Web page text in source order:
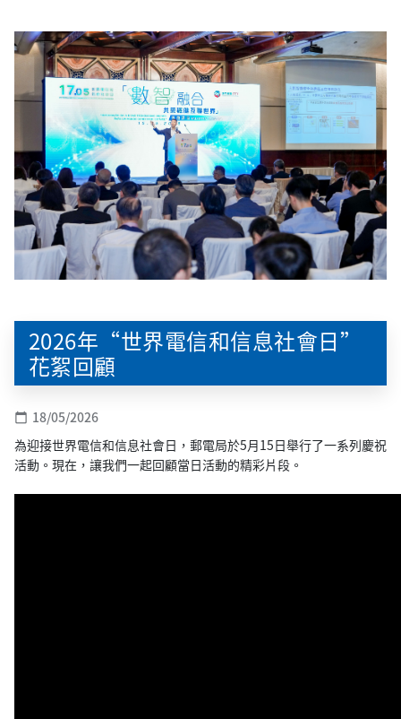
2026年“世界電信和信息社會日”
花絮回顧
calendar_today 18/05/2026
為迎接世界電信和信息社會日，郵電局於5月15日舉行了一系列慶祝
活動。現在，讓我們一起回顧當日活動的精彩片段。